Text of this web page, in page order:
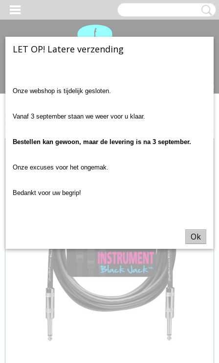
(0)
Home>Gitaar accessoires>Snoeren>Boston GC-220-3
Gitaarkabel 3 meter
LET OP! Latere verzending
Onze webshop is tijdelijk gesloten.
Vanaf 3 september staan we weer voor u klaar.
Bestellen kan gewoon, maar de levering is na 3 september.
Onze excuses voor het ongemak.
Bedankt voor uw begrip!
Ok